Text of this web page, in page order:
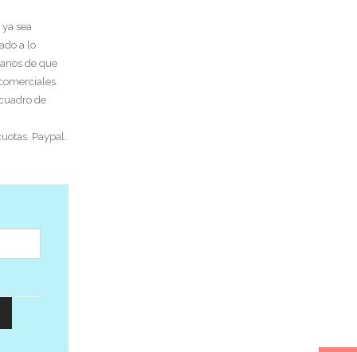
sea
a lo
de que
de
Paypal.